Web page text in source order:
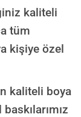
kaliteli
tüm
kişiye özel
kaliteli boya